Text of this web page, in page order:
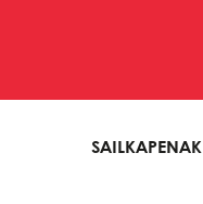
SAILKAPENAK